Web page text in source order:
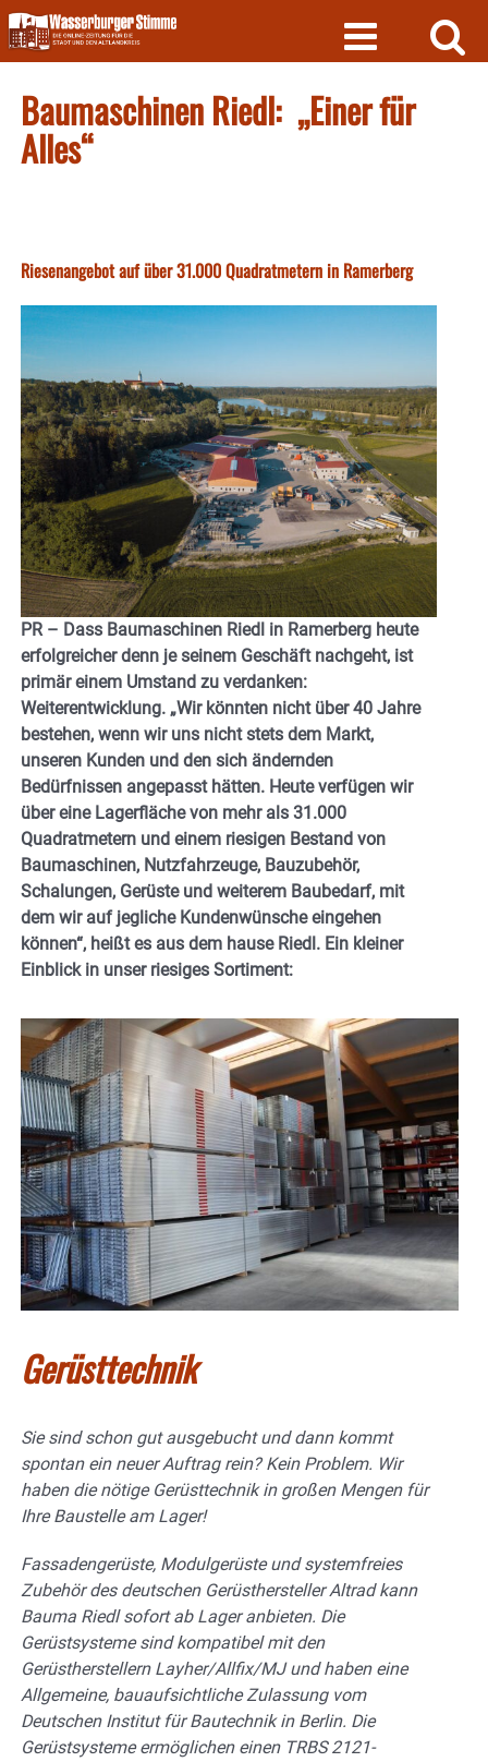
Skip
to
content
Baumaschinen Riedl: „Einer für
Alles“
Riesenangebot auf über 31.000 Quadratmetern in Ramerberg
PR – Dass Baumaschinen Riedl in Ramerberg heute
erfolgreicher denn je seinem Geschäft nachgeht, ist
primär einem Umstand zu verdanken:
Weiterentwicklung. „Wir könnten nicht über 40 Jahre
bestehen, wenn wir uns nicht stets dem Markt,
unseren Kunden und den sich ändernden
Bedürfnissen angepasst hätten. Heute verfügen wir
über eine Lagerfläche von mehr als 31.000
Quadratmetern und einem riesigen Bestand von
Baumaschinen, Nutzfahrzeuge, Bauzubehör,
Schalungen, Gerüste und weiterem Baubedarf, mit
dem wir auf jegliche Kundenwünsche eingehen
können“, heißt es aus dem hause Riedl. Ein kleiner
Einblick in unser riesiges Sortiment:
Gerüsttechnik
Sie sind schon gut ausgebucht und dann kommt
spontan ein neuer Auftrag rein? Kein Problem. Wir
haben die nötige Gerüsttechnik in großen Mengen für
Ihre Baustelle am Lager!
Fassadengerüste, Modulgerüste und systemfreies
Zubehör des deutschen Gerüsthersteller Altrad kann
Bauma Riedl sofort ab Lager anbieten. Die
Gerüstsysteme sind kompatibel mit den
Gerüstherstellern Layher/Allfix/MJ und haben eine
Allgemeine, bauaufsichtliche Zulassung vom
Deutschen Institut für Bautechnik in Berlin. Die
Gerüstsysteme ermöglichen einen TRBS 2121-